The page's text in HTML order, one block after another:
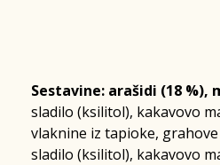
Sestavine: arašidi (18 %),
sladilo (ksilitol), kakavovo
vlaknine iz tapioke,
sladilo (ksilitol), kakavovo